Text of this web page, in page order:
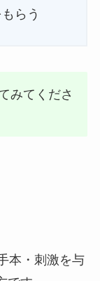
らう
みてくださ
本・刺激を与